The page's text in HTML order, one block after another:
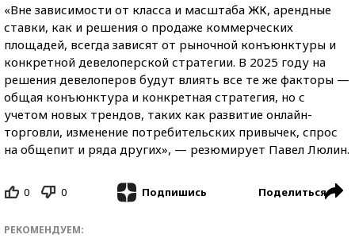
«Вне зависимости от класса и масштаба ЖК, арендные
ставки, как и решения о продаже коммерческих
площадей, всегда зависят от рыночной конъюнктуры и
конкретной девелоперской стратегии. В 2025 году на
решения девелоперов будут влиять все те же факторы —
общая конъюнктура и конкретная стратегия, но с
учетом новых трендов, таких как развитие онлайн-
торговли, изменение потребительских привычек, спрос
на общепит и ряда других», — резюмирует Павел Люлин.
0 0 Подпишись Поделиться
РЕКОМЕНДУЕМ: